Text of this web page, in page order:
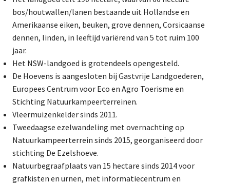
bos/houtwallen/lanen bestaande uit Hollandse en
Amerikaanse eiken, beuken, grove dennen, Corsicaanse
dennen, linden, in leeftijd variërend van 5 tot ruim 100
jaar.
Het NSW-landgoed is grotendeels opengesteld.
De Hoevens is aangesloten bij Gastvrije Landgoederen,
Europees Centrum voor Eco en Agro Toerisme en
Stichting Natuurkampeerterreinen.
Vleermuizenkelder sinds 2011.
Tweedaagse ezelwandeling met overnachting op
Natuurkampeerterrein sinds 2015, georganiseerd door
stichting De Ezelshoeve.
Natuurbegraafplaats van 15 hectare sinds 2014 voor
grafkisten en urnen, met informatiecentrum en